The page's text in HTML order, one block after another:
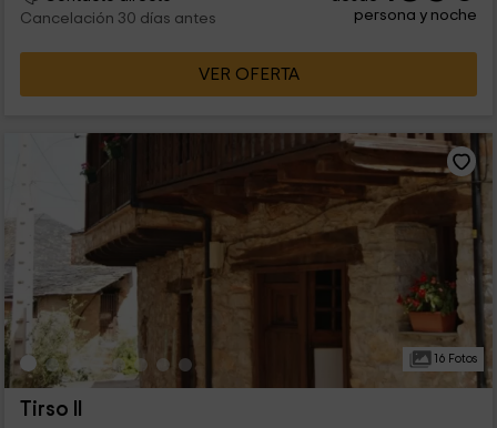
Cancelación 30 días antes
persona y noche
VER OFERTA
16 Fotos
Tirso II